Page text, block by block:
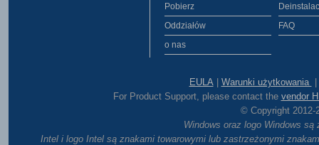
Pobierz
Oddziałów
o nas
FAQ
EULA| Warunki użytkowania
For Product Support, please contact the vendor
© Copyright 2012-
Windows oraz logo Windows
Intel i logo Intel są znakami towarowymi lub zastrzeżonymi